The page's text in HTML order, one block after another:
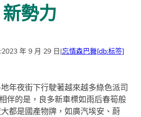
新勢力
2023 年 9 月 29 日|忘情森巴舞[db:标签]
夜街下行駛著越來越多綠色派司
伴的是，良多新車標如雨后春筍般
都是國產物牌，如廣汽埃安、蔚